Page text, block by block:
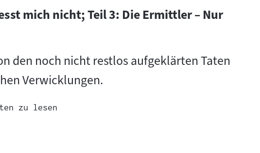
mich nicht; Teil 3: Die Ermittler – Nur
den noch nicht restlos aufgeklärten Taten
Verwicklungen.
zu lesen